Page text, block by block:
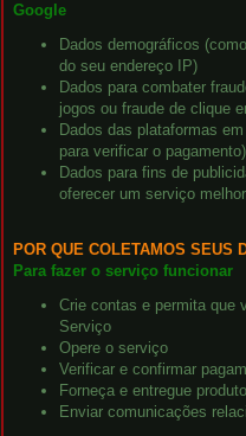
Google
Dados demográficos
do seu endereço IP)
Dados para combater
jogos ou fraude de clique
Dados das plataformas
para verificar o pagamento)
Dados para fins de
oferecer um serviço melhor
POR QUE COLETAMOS SEUS
Para fazer o serviço funcionar
Crie contas e permita que
Serviço
Opere o serviço
Verificar e confirmar
Forneça e entregue
Enviar comunicações